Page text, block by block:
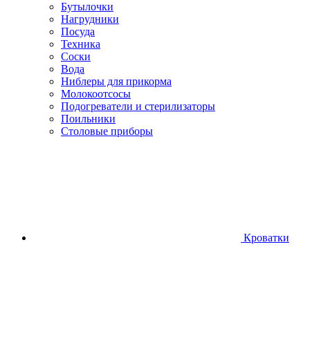
Бутылочки
Нагрудники
Посуда
Техника
Соски
Вода
Ниблеры для прикорма
Молокоотсосы
Подогреватели и стерилизаторы
Поильники
Столовые приборы
Кроватки